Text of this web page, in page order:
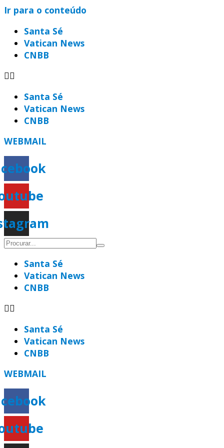
Ir para o conteúdo
Santa Sé
Vatican News
CNBB
Santa Sé
Vatican News
CNBB
WEBMAIL
Santa Sé
Vatican News
CNBB
Santa Sé
Vatican News
CNBB
WEBMAIL